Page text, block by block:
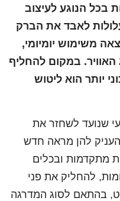
בכל הנוגע לעיצוב
לאבד את הברק
משימוש יומיומי,
במקום להחליף
יותר הוא ליטוש
שנועד לשחזר את
להן מראה חדש
מתקדמות ובכלים
להחליק את פני
בהתאם לסוג המדרגה